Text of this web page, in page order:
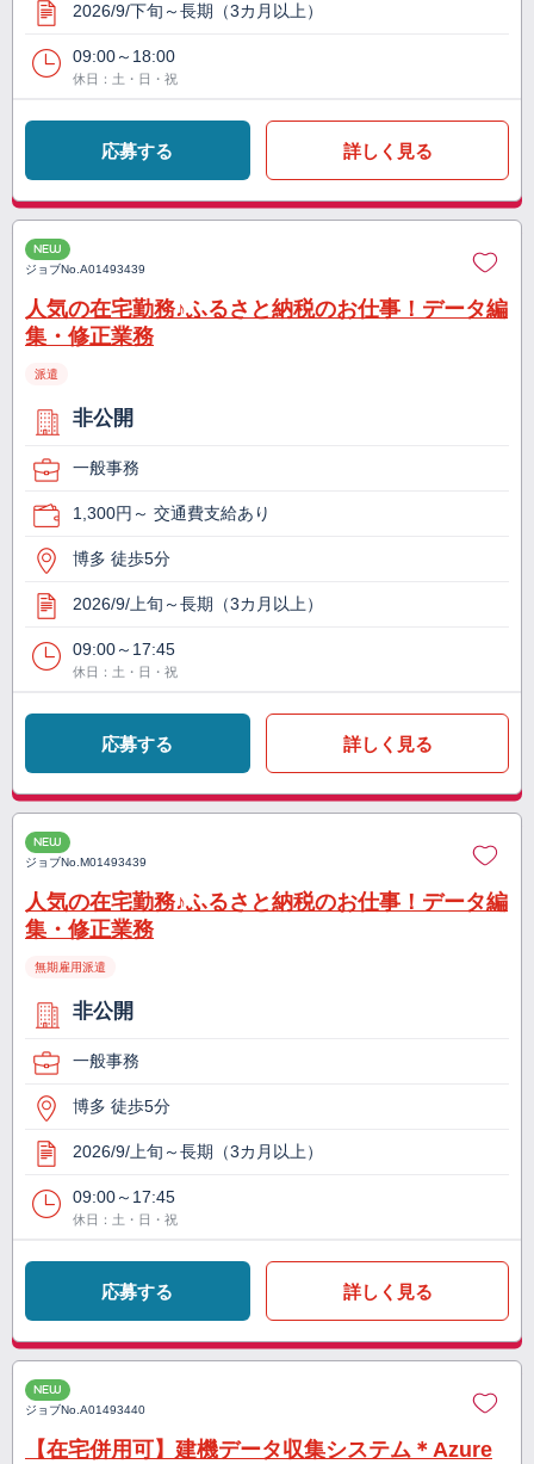
2026/9/下旬～長期（3カ月以上）
09:00～18:00
休日：土・日・祝
応募する 詳しく見る
NEW
ジョブNo.A01493439
人気の在宅勤務♪ふるさと納税のお仕事！データ編
集・修正業務
派遣
非公開
一般事務
1,300円～ 交通費支給あり
博多 徒歩5分
2026/9/上旬～長期（3カ月以上）
09:00～17:45
休日：土・日・祝
応募する 詳しく見る
NEW
ジョブNo.M01493439
人気の在宅勤務♪ふるさと納税のお仕事！データ編
集・修正業務
無期雇用派遣
非公開
一般事務
博多 徒歩5分
2026/9/上旬～長期（3カ月以上）
09:00～17:45
休日：土・日・祝
応募する 詳しく見る
NEW
ジョブNo.A01493440
【在宅併用可】建機データ収集システム＊Azure